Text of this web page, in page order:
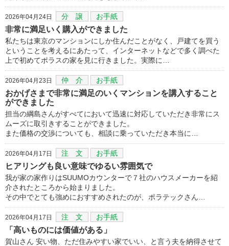
2026年04月24日 分 譲 お手紙
非常に満足いく購入ができました
私たちは東京のマンションにしか住んだことがなく、戸建てを買う
ということを考えるにあたって、インターネットなどで多く調べた
上で初めてポラスの家を見に行きました。実際に…
2026年04月23日 仲 介 お手紙
おかげさまで非常に満足のいくマンションを講入すること
ができました
担当の綱島さんがすべてにおいて迅速に対応していただき非常にス
ムーズに取引きすることができました。
また価格の交渉についても、相談に乗っていただき本当に…
2026年04月17日 注 文 お手紙
ヒアリングも良い意味でゆるい雰囲気で
我が家の家作りはSUUMOカウンターで７社のハウスメーカーを紹
介されたところから始まりました。
その中でとても強めにおすすめされたのが、ポラテックさん…
2026年04月17日 注 文 お手紙
「高いものには価値がある」
賀山さん 安い物、ただ住みやすい家でいい、と言う夫を納得させて